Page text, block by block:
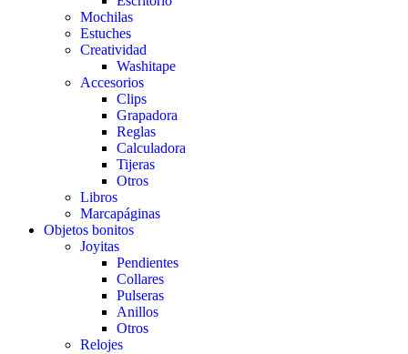
Mochilas
Estuches
Creatividad
Washitape
Accesorios
Clips
Grapadora
Reglas
Calculadora
Tijeras
Otros
Libros
Marcapáginas
Objetos bonitos
Joyitas
Pendientes
Collares
Pulseras
Anillos
Otros
Relojes